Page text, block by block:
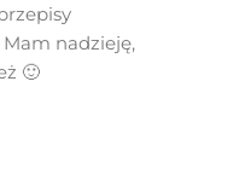
Mam nadzieję,
🙂